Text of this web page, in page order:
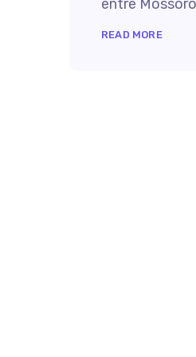
entre
READ MORE